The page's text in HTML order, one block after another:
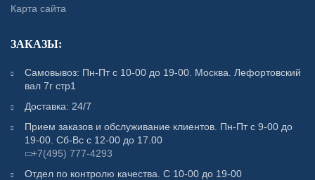
Карта сайта
ЗАКАЗЫ:
Самовывоз: Пн-Пт с 10-00 до 19-00. Москва. Лефортовский
вал 7г стр1
Доставка: 24/7
Прием заказов и обслуживание клиентов. Пн-Пт с 9-00 до
19-00. Сб-Вс с 12-00 до 17.00
+7(495) 777-4293
Отдел по контролю качества. С 10-00 до 19-00